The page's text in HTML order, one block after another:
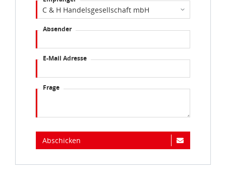
Absender
E-Mail Adresse
Frage
Abschicken